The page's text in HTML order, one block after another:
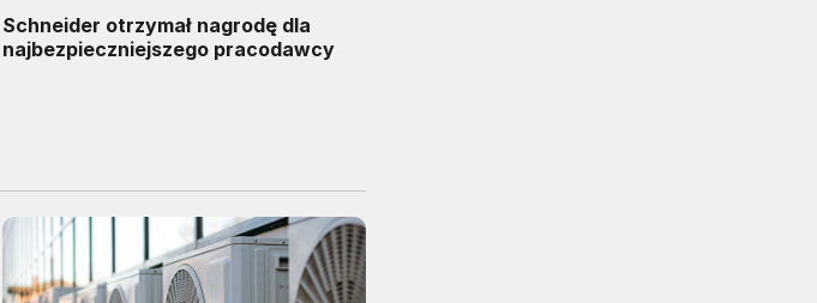
Schneider otrzymał nagrodę dla
najbezpieczniejszego pracodawcy